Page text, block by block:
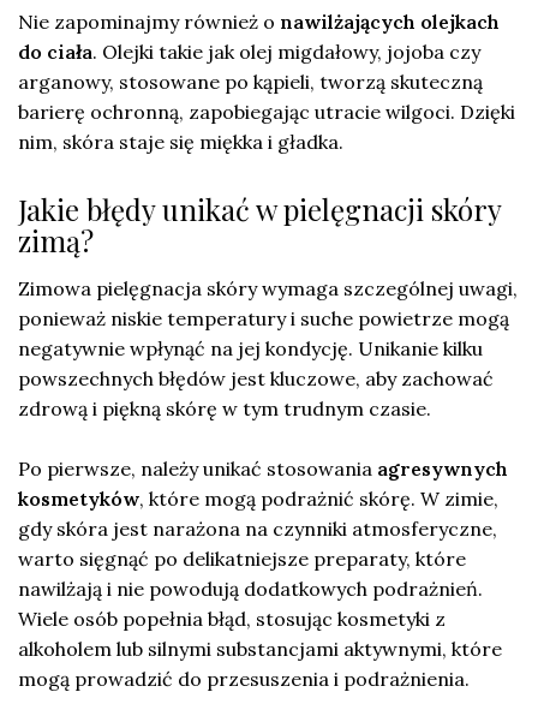
Nie zapominajmy również o nawilżających olejkach
do ciała. Olejki takie jak olej migdałowy, jojoba czy
arganowy, stosowane po kąpieli, tworzą skuteczną
barierę ochronną, zapobiegając utracie wilgoci. Dzięki
nim, skóra staje się miękka i gładka.
Jakie błędy unikać w pielęgnacji skóry
zimą?
Zimowa pielęgnacja skóry wymaga szczególnej uwagi,
ponieważ niskie temperatury i suche powietrze mogą
negatywnie wpłynąć na jej kondycję. Unikanie kilku
powszechnych błędów jest kluczowe, aby zachować
zdrową i piękną skórę w tym trudnym czasie.
Po pierwsze, należy unikać stosowania agresywnych
kosmetyków, które mogą podrażnić skórę. W zimie,
gdy skóra jest narażona na czynniki atmosferyczne,
warto sięgnąć po delikatniejsze preparaty, które
nawilżają i nie powodują dodatkowych podrażnień.
Wiele osób popełnia błąd, stosując kosmetyki z
alkoholem lub silnymi substancjami aktywnymi, które
mogą prowadzić do przesuszenia i podrażnienia.